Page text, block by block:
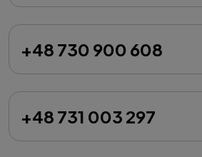
+48 730 900 608
+48 731 003 297